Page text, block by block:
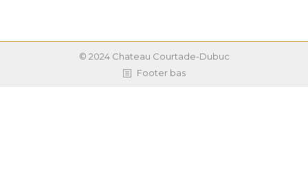
© 2024 Chateau Courtade-Dubuc
Footer bas